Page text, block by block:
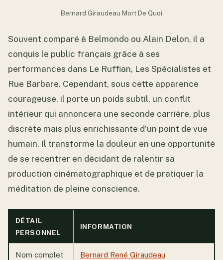
Bernard Giraudeau Mort De Quoi
Souvent comparé à Belmondo ou Alain Delon, il a
conquis le public français grâce à ses
performances dans Le Ruffian, Les Spécialistes et
Rue Barbare. Cependant, sous cette apparence
courageuse, il porte un poids subtil, un conflit
intérieur qui annoncera une seconde carrière, plus
discrète mais plus enrichissante d’un point de vue
humain. Il transforme la douleur en une opportunité
de se recentrer en décidant de ralentir sa
production cinématographique et de pratiquer la
méditation de pleine conscience.
DÉTAIL
PERSONNEL
INFORMATION
Nom complet Bernard René Giraudeau